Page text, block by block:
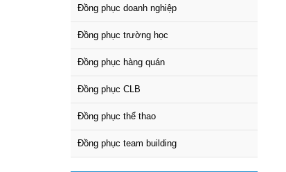
Đồng phục doanh nghiệp
Đồng phục trường học
Đồng phục hàng quán
Đồng phục CLB
Đồng phục thể thao
Đồng phục team building